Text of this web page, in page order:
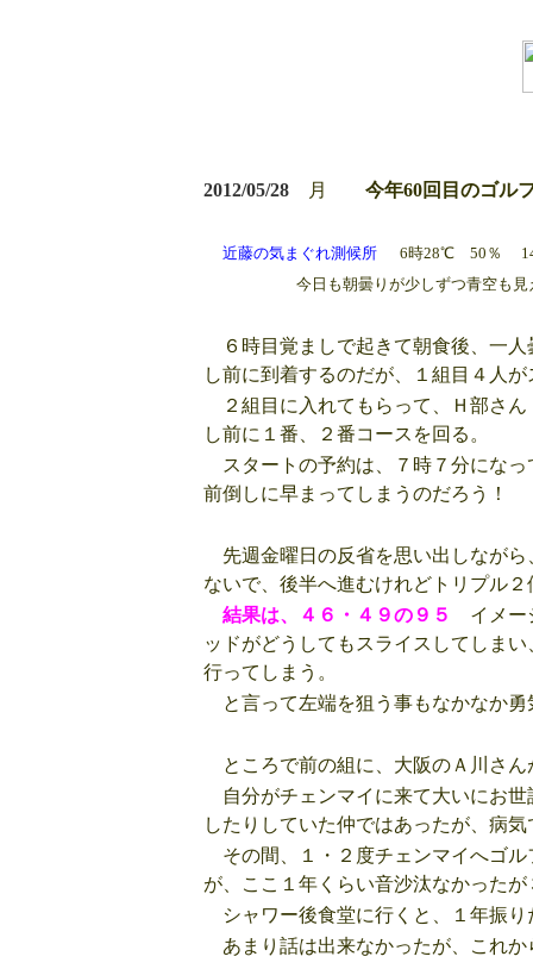
2012/05/28 月 今年60回目のゴル
近藤の気まぐれ測候所 6時28℃ 50％
今日も朝曇りが少しずつ青空も見えて
６時目覚ましで起きて朝食後、一人
し前に到着するのだが、１組目４人
２組目に入れてもらって、Ｈ部さん
し前に１番、２番コースを回る。
スタートの予約は、７時７分になっ
前倒しに早まってしまうのだろう！
先週金曜日の反省を思い出しながら
ないで、後半へ進むけれどトリプル
結果は、４６・４９の９５
イメー
ッドがどうしてもスライスしてしま
行ってしまう。
と言って左端を狙う事もなかなか
ところで前の組に、大阪のＡ川さん
自分がチェンマイに来て大いにお世
したりしていた仲ではあったが、病
その間、１・２度チェンマイへゴル
が、ここ１年くらい音沙汰なかった
シャワー後食堂に行くと、１年振
あまり話は出来なかったが、これか